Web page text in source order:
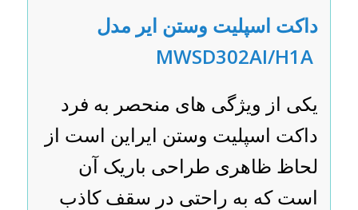
داکت اسپلیت وستن ایر مدل
یکی از ویژگی های منحصر به فرد
داکت اسپلیت وستن ایراین است از
لحاظ ظاهری طراحی باریک آن
است که به راحتی در سقف کاذب